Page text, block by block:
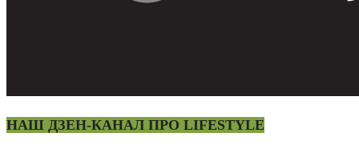
НАШ ДЗЕН-КАНАЛ ПРО LIFESTYLE